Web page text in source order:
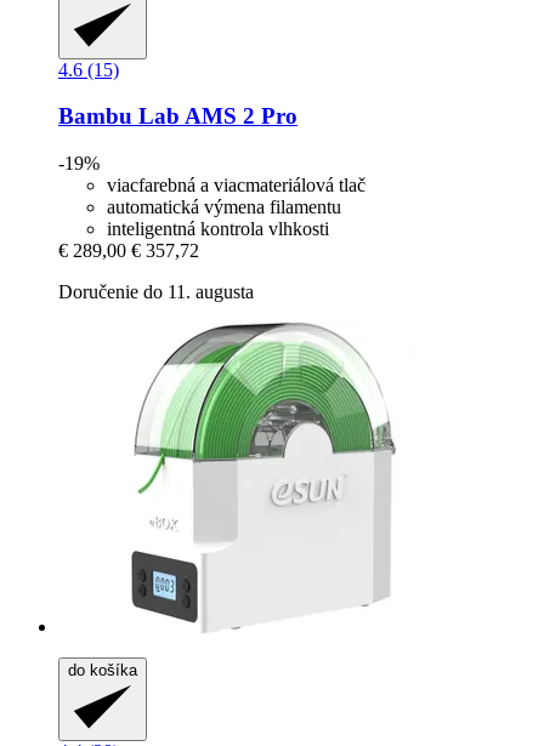
4.6 (15)
Bambu Lab AMS 2 Pro
-19%
viacfarebná a viacmateriálová tlač
automatická výmena filamentu
inteligentná kontrola vlhkosti
€ 289,00 € 357,72
Doručenie do 11. augusta
do košíka